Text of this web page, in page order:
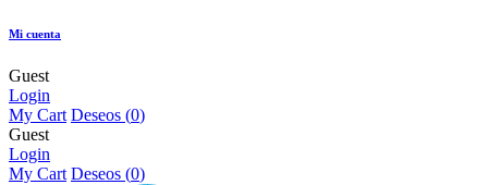
Mi cuenta
Guest
Login
My Cart Deseos (0)
Guest
Login
My Cart Deseos (0)